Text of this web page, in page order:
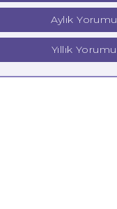
Aylık Yorumu
Yıllık Yorumu